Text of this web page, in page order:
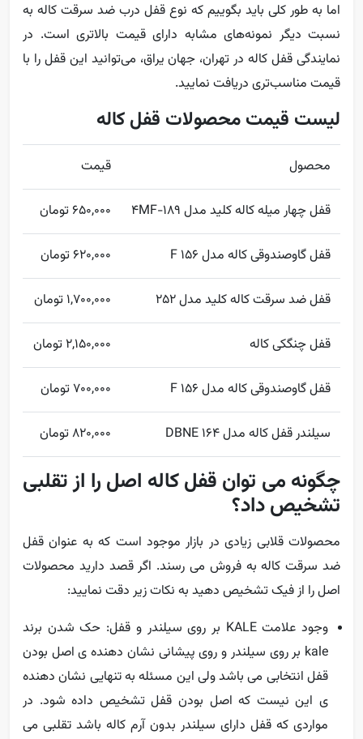
اما به طور کلی باید بگوییم که نوع قفل درب ضد سرقت کاله به
نسبت دیگر نمونه‌های مشابه دارای قیمت بالاتری است. در
نمایندگی قفل کاله در تهران، جهان یراق، می‌توانید این قفل را با
قیمت مناسب‌تری دریافت نمایید.
لیست قیمت محصولات قفل کاله
محصول قیمت
قفل چهار میله کاله کلید مدل 189-4MF 650,000 تومان
قفل گاوصندوقی کاله مدل 156 F 620,000 تومان
قفل ضد سرقت کاله کلید مدل 252 1,700,000 تومان
قفل چنگکی کاله 2,150,000 تومان
قفل گاوصندوقی کاله مدل 156 F 700,000 تومان
سیلندر قفل کاله مدل ۱۶۴ DBNE 820,000 تومان
چگونه می توان قفل کاله اصل را از تقلبی
تشخیص داد؟
محصولات قلابی زیادی در بازار موجود است که به عنوان قفل
ضد سرقت کاله به فروش می رسند. اگر قصد دارید محصولات
اصل را از فیک تشخیص دهید به نکات زیر دقت نمایید:
وجود علامت KALE بر روی سیلندر و قفل: حک شدن برند
kale بر روی سیلندر و روی پیشانی نشان دهنده ی اصل بودن
قفل انتخابی می باشد ولی این مسئله به تنهایی نشان دهنده
ی این نیست که اصل بودن قفل تشخیص داده شود. در
مواردی که قفل دارای سیلندر بدون آرم کاله باشد تقلبی می